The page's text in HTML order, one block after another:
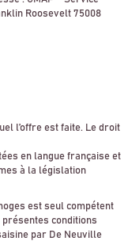
Roosevelt 75008
l’offre est faite. Le droit
en langue française et
à la législation
est seul compétent
conditions
par De Neuville